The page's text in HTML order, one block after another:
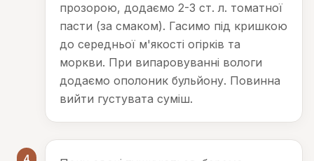
прозорою, додаємо 2-3 ст. л. томатної
пасти (за смаком). Гасимо під кришкою
до середньої м'якості огірків та
моркви. При випаровуванні вологи
додаємо ополоник бульйону. Повинна
вийти густувата суміш.
4